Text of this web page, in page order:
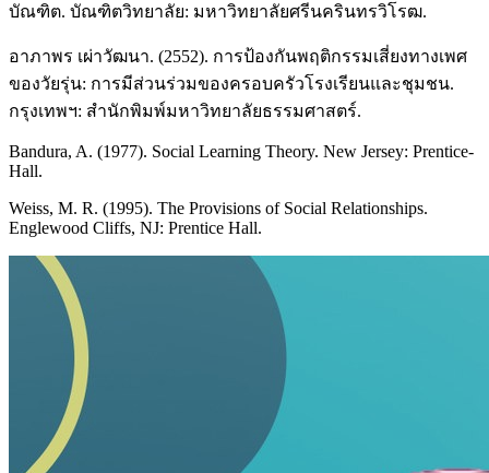
บัณฑิต. บัณฑิตวิทยาลัย: มหาวิทยาลัยศรีนครินทรวิโรฒ.
อาภาพร เผ่าวัฒนา. (2552). การป้องกันพฤติกรรมเสี่ยงทางเพศ
ของวัยรุ่น: การมีส่วนร่วมของครอบครัวโรงเรียนและชุมชน.
กรุงเทพฯ: สำนักพิมพ์มหาวิทยาลัยธรรมศาสตร์.
Bandura, A. (1977). Social Learning Theory. New Jersey: Prentice-
Hall.
Weiss, M. R. (1995). The Provisions of Social Relationships.
Englewood Cliffs, NJ: Prentice Hall.